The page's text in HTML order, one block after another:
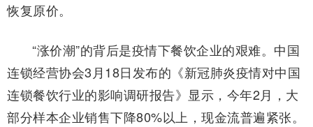
恢复原价。
“涨价潮”的背后是疫情下餐饮企业的艰难。中国
连锁经营协会3月18日发布的《新冠肺炎疫情对中国
连锁餐饮行业的影响调研报告》显示，今年2月，大
部分样本企业销售下降80%以上，现金流普遍紧张。